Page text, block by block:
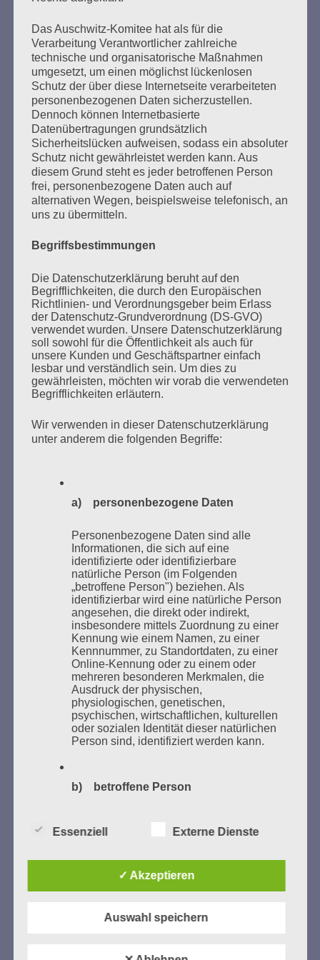
Seitennummerierung
der
Beiträge
Ich werd’ so lange singen, bis es keine Nazis mehr
auf der Welt gibt.
Esther Bejarano
SUCHEN
NACH:
VERBRANNTEN BÜCHERN
Donnerstag, 21. Mai 2026, 11 – 18 Uhr
Zum 26. Mal gibt es eine Marathonlesung anlässlich
des Gedenkens an die Verbrennung von Büchern am
Kaifu-Ufer – genau an dem Ort, wo im Mai 1933 NS-
Studentenorganisationen und Burschenschaftler
Bücher verbrannten.
Weitere Informationen:lesezeichen-setzen.de
GEDENKEN UND ERINNERN BEGINNT IN
UNSERER NACHBARSCHAFT
Das Auschwitz-Komitee hat als für die
Verarbeitung Verantwortlicher zahlreiche
technische und organisatorische Maßnahmen
umgesetzt, um einen möglichst lückenlosen
Schutz der über diese Internetseite verarbeiteten
personenbezogenen Daten sicherzustellen.
Dennoch können Internetbasierte
Datenübertragungen grundsätzlich
Sicherheitslücken aufweisen, sodass ein absoluter
Schutz nicht gewährleistet werden kann. Aus
diesem Grund steht es jeder betroffenen Person
frei, personenbezogene Daten auch auf
alternativen Wegen, beispielsweise telefonisch, an
uns zu übermitteln.
Begriffsbestimmungen
Die Datenschutzerklärung beruht auf den
Begrifflichkeiten, die durch den Europäischen
Richtlinien- und Verordnungsgeber beim Erlass
der Datenschutz-Grundverordnung (DS-GVO)
verwendet wurden. Unsere Datenschutzerklärung
soll sowohl für die Öffentlichkeit als auch für
unsere Kunden und Geschäftspartner einfach
lesbar und verständlich sein. Um dies zu
gewährleisten, möchten wir vorab die verwendeten
Begrifflichkeiten erläutern.
Wir verwenden in dieser Datenschutzerklärung
unter anderem die folgenden Begriffe:
a) personenbezogene Daten
Personenbezogene Daten sind alle
Informationen, die sich auf eine
identifizierte oder identifizierbare
natürliche Person (im Folgenden
„betroffene Person") beziehen. Als
identifizierbar wird eine natürliche Person
angesehen, die direkt oder indirekt,
insbesondere mittels Zuordnung zu einer
Kennung wie einem Namen, zu einer
Kennnummer, zu Standortdaten, zu einer
Online-Kennung oder zu einem oder
mehreren besonderen Merkmalen, die
Ausdruck der physischen,
physiologischen, genetischen,
psychischen, wirtschaftlichen, kulturellen
oder sozialen Identität dieser natürlichen
Person sind, identifiziert werden kann.
b) betroffene Person
oder identifizierbare natürliche Person,
für die Verarbeitung Verantwortlichen
verarbeitet werden.
c) Verarbeitung
Essenziell Externe Dienste
✓ Akzeptieren
Auswahl speichern